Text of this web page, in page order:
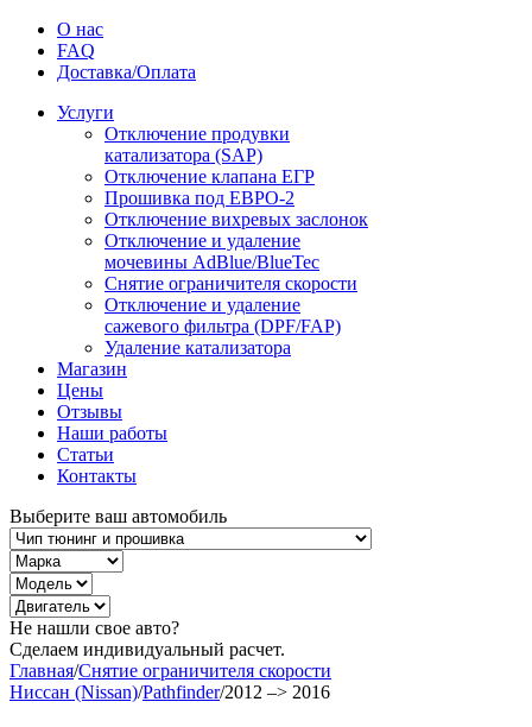
О нас
FAQ
Доставка/Оплата
Услуги
Отключение продувки
катализатора (SAP)
Отключение клапана ЕГР
Прошивка под ЕВРО-2
Отключение вихревых заслонок
Отключение и удаление
мочевины AdBlue/BlueTec
Снятие ограничителя скорости
Отключение и удаление
сажевого фильтра (DPF/FAP)
Удаление катализатора
Магазин
Цены
Отзывы
Наши работы
Статьи
Контакты
Выберите ваш автомобиль
Не нашли свое авто?
Сделаем индивидуальный расчет.
Главная/Снятие ограничителя скорости
Ниссан (Nissan)/Pathfinder/2012 –> 2016